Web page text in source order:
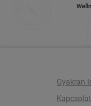
Gyakran
Kapcsolat